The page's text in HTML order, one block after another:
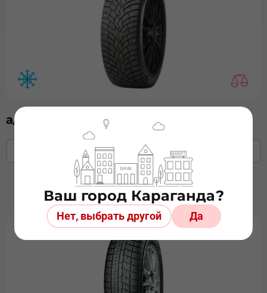
а/ш 235/45 х 18 Pirelli IceZE2 ш
Оставить заявку
Ваш город Караганда?
Нет, выбрать другой Да